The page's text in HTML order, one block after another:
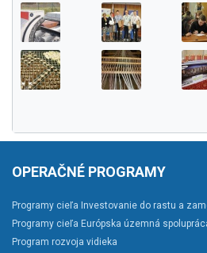
OPERAČNÉ PROGRAMY
Programy cieľa Investovanie do rastu a
Programy cieľa Európska územná
Program rozvoja vidieka